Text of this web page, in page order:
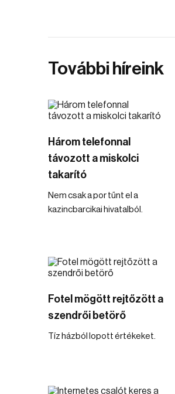
További híreink
Három telefonnal
távozott a miskolci
takarító
Nem csak a por tűnt el a
kazincbarcikai hivatalból.
Fotel mögött rejtőzött a
szendrői betörő
Tíz házból lopott értékeket.